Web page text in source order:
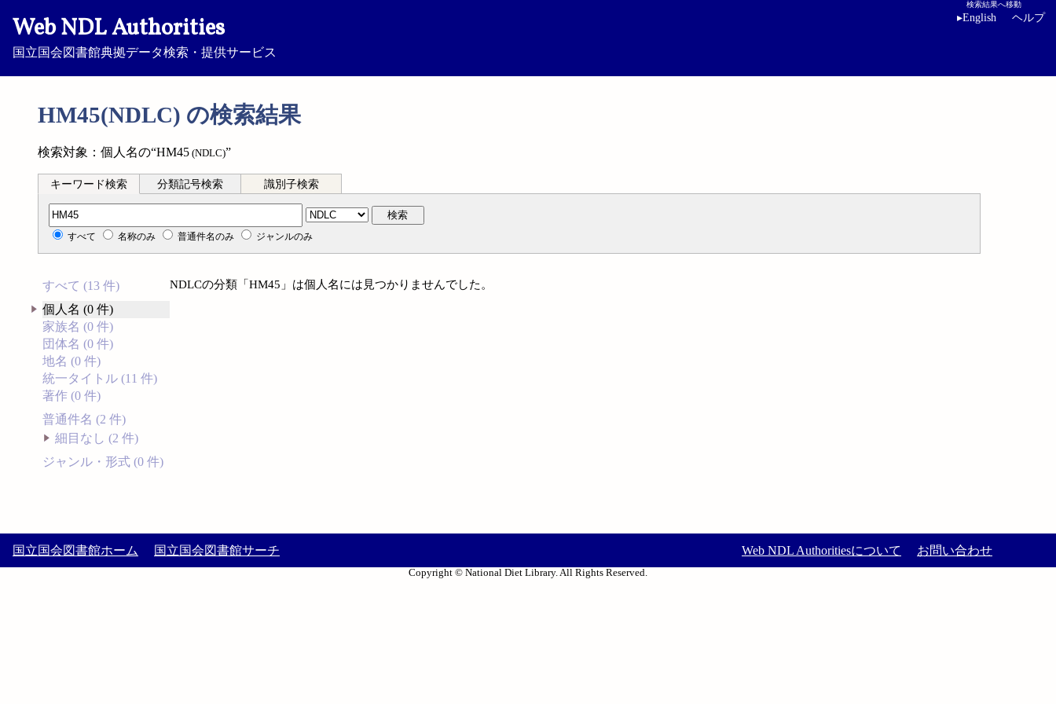
Web NDL Authorities
国立国会図書館典拠データ検索・提供サービス
検索結果へ移動
▸English ヘルプ
HM45(NDLC) の検索結果
検索対象：個人名の“HM45 (NDLC)”
キーワード検索 分類記号検索 識別子検索
分類記号検索 検索
すべて 名称のみ 普通件名のみ ジャンルのみ
すべて (13 件)
個人名 (0 件)
家族名 (0 件)
団体名 (0 件)
地名 (0 件)
統一タイトル (11 件)
著作 (0 件)
普通件名 (2 件)
細目なし (2 件)
ジャンル・形式 (0 件)
NDLCの分類「HM45」は個人名には見つかりませんでした。
国立国会図書館ホーム 国立国会図書館サーチ Web NDL Authoritiesについて お問い合わせ
Copyright © National Diet Library. All Rights Reserved.